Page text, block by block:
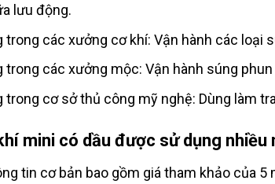
lưu động.
trong các xưởng cơ khí: Vận hành các loại
trong các xưởng mộc: Vận hành súng
trong cơ sở thủ công mỹ nghệ: Dùng làm
mini có dầu được sử dụng nhiều
tin cơ bản bao gồm giá tham khảo của